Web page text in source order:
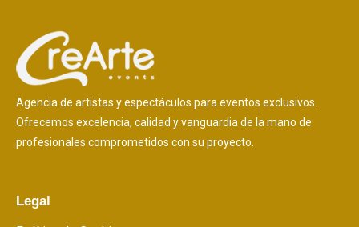
Agencia de artistas y espectáculos para eventos exclusivos.
Ofrecemos excelencia, calidad y vanguardia de la mano de
profesionales comprometidos con su proyecto.
Legal